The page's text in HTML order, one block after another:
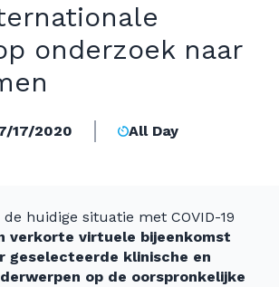
onderzoek naar
17/2020 All Day
huidige situatie met COVID-19
verkorte virtuele bijeenkomst
geselecteerde klinische en
op de oorspronkelijke